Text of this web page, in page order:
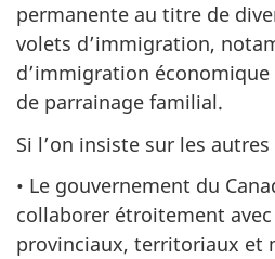
permanente au titre de
volets d’immigration,
d’immigration
de parrainage familial.
Si l’on insiste sur les
• Le gouvernement du
collaborer étroitement
provinciaux, territoriaux et